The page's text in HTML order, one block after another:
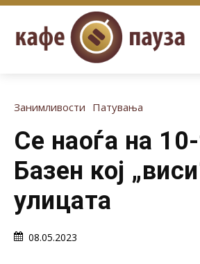
Занимливости Патувања
Се наоѓа на
Базен кој
улицата
08.05.2023